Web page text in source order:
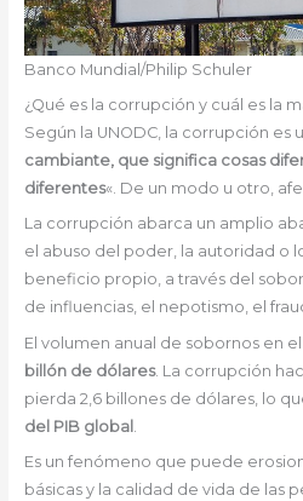
Banco Mundial/Philip Schuler
¿Qué es la corrupción y cuál es la
Según la UNODC, la corrupción es
cambiante, que significa cosas
diferentes«. De un modo u otro,
La corrupción abarca un amplio
el abuso del poder, la autoridad o
beneficio propio, a través del
de influencias, el nepotismo, el
El volumen anual de sobornos en
billón de dólares. La corrupción
pierda 2,6 billones de dólares, lo
del PIB global.
Es un fenómeno que puede
básicas y la calidad de vida de las